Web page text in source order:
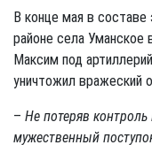
В конце мая в составе
районе села Уманское
Максим под
уничтожил вражеский
– Не потеряв
мужественный